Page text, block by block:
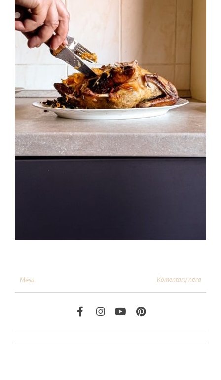
Mėsa Komentarų nėra